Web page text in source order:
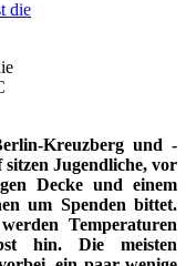
Kreuzberg und -
Jugendliche, vor
Decke und einem
um Spenden bittet.
Temperaturen
hin. Die meisten